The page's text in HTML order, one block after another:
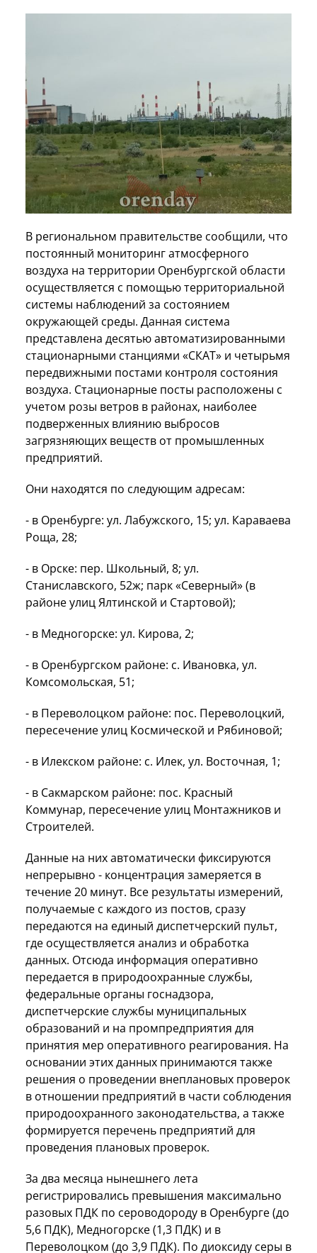
В региональном правительстве сообщили, что
постоянный мониторинг атмосферного
воздуха на территории Оренбургской области
осуществляется с помощью территориальной
системы наблюдений за состоянием
окружающей среды. Данная система
представлена десятью автоматизированными
стационарными станциями «СКАТ» и четырьмя
передвижными постами контроля состояния
воздуха. Стационарные посты расположены с
учетом розы ветров в районах, наиболее
подверженных влиянию выбросов
загрязняющих веществ от промышленных
предприятий.
Они находятся по следующим адресам:
- в Оренбурге: ул. Лабужского, 15; ул. Караваева
Роща, 28;
- в Орске: пер. Школьный, 8; ул.
Станиславского, 52ж; парк «Северный» (в
районе улиц Ялтинской и Стартовой);
- в Медногорске: ул. Кирова, 2;
- в Оренбургском районе: с. Ивановка, ул.
Комсомольская, 51;
- в Переволоцком районе: пос. Переволоцкий,
пересечение улиц Космической и Рябиновой;
- в Илекском районе: с. Илек, ул. Восточная, 1;
- в Сакмарском районе: пос. Красный
Коммунар, пересечение улиц Монтажников и
Строителей.
Данные на них автоматически фиксируются
непрерывно - концентрация замеряется в
течение 20 минут. Все результаты измерений,
получаемые с каждого из постов, сразу
передаются на единый диспетчерский пульт,
где осуществляется анализ и обработка
данных. Отсюда информация оперативно
передается в природоохранные службы,
федеральные органы госнадзора,
диспетчерские службы муниципальных
образований и на промпредприятия для
принятия мер оперативного реагирования. На
основании этих данных принимаются также
решения о проведении внеплановых проверок
в отношении предприятий в части соблюдения
природоохранного законодательства, а также
формируется перечень предприятий для
проведения плановых проверок.
За два месяца нынешнего лета
регистрировались превышения максимально
разовых ПДК по сероводороду в Оренбурге (до
5,6 ПДК), Медногорске (1,3 ПДК) и в
Переволоцком (до 3,9 ПДК). По диоксиду серы в